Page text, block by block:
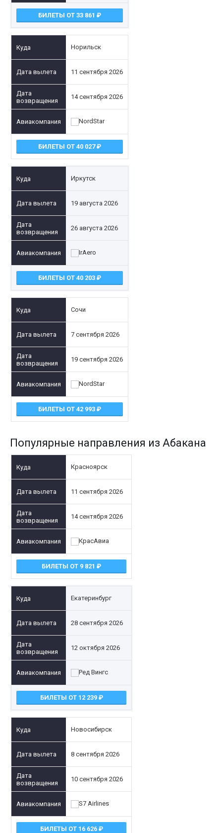
БИЛЕТЫ ОТ 33 861
Норильск
11 сентября 2026
14 сентября 2026
БИЛЕТЫ ОТ 40 027
Иркутск
19 августа 2026
26 августа 2026
БИЛЕТЫ ОТ 40 203
Сочи
7 сентября 2026
19 сентября 2026
БИЛЕТЫ ОТ 42 993
Популярные направления из Абакана
Красноярск
11 сентября 2026
14 сентября 2026
БИЛЕТЫ ОТ 9 821
Екатеринбург
28 сентября 2026
12 октября 2026
БИЛЕТЫ ОТ 12 239
Новосибирск
8 сентября 2026
10 сентября 2026
БИЛЕТЫ ОТ 16 626